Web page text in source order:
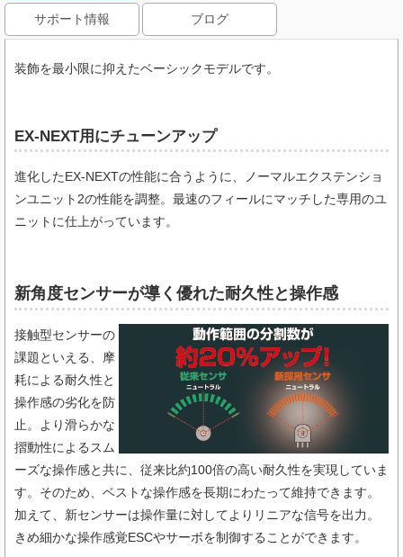
サポート情報 ブログ
装飾を最小限に抑えたベーシックモデルです。
EX-NEXT用にチューンアップ
進化したEX-NEXTの性能に合うように、ノーマルエクステンショ
ンユニット2の性能を調整。最速のフィールにマッチした専用のユ
ニットに仕上がっています。
新角度センサーが導く優れた耐久性と操作感
接触型センサーの
課題といえる、摩
耗による耐久性と
操作感の劣化を防
止。より滑らかな
摺動性によるスム
ーズな操作感と共に、従来比約100倍の高い耐久性を実現していま
す。そのため、ベストな操作感を長期にわたって維持できます。
加えて、新センサーは操作量に対してよりリニアな信号を出力。
きめ細かな操作感覚ESCやサーボを制御することができます。